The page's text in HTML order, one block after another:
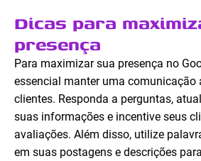
Dicas para
presença
Para maximizar sua presença no
essencial manter uma comunicação
clientes. Responda a perguntas,
suas informações e incentive seus
avaliações. Além disso, utilize
em suas postagens e descrições